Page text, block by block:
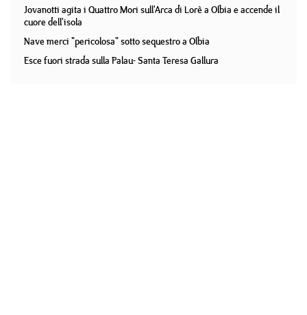
Jovanotti agita i Quattro Mori sull'Arca di Lorè a Olbia e accende il
cuore dell'isola
Nave merci "pericolosa" sotto sequestro a Olbia
Esce fuori strada sulla Palau- Santa Teresa Gallura